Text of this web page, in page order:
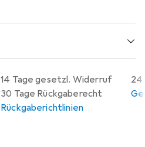
14 Tage gesetzl. Widerruf
30 Tage Rückgaberecht
Rückgaberichtlinien
24